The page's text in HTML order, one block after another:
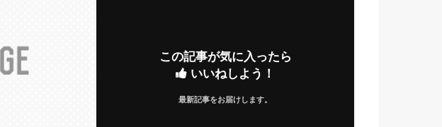
この記事が気に入ったら
いいねしよう！
最新記事をお届けします。